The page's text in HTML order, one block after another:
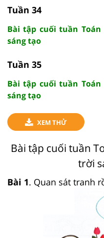
Tuần 34
Bài tập cuối tuần
sáng tạo
Tuần 35
Bài tập cuối tuần
sáng tạo
XEM THỬ
Bài tập cuối tuần
trời
Bài 1. Quan sát tranh